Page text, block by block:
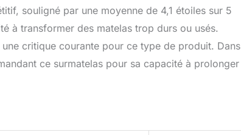
souligné par une moyenne de 4,1 étoiles sur 5
à transformer des matelas trop durs ou usés.
critique courante pour ce type de produit. Dans
ce surmatelas pour sa capacité à prolonger